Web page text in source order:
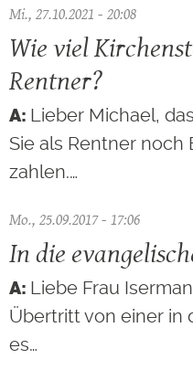
Mi., 27.10.2021 - 20:08
Wie viel
Rentner?
Lieber Michael,
Sie als Rentner
zahlen.…
Mo., 25.09.2017 - 17:06
In die
Liebe Frau
Übertritt von einer in
es…